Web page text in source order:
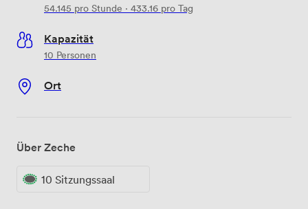
54.145 pro Stunde · 433.16 pro Tag
Kapazität
10 Personen
Ort
Über Zeche
10 Sitzungssaal